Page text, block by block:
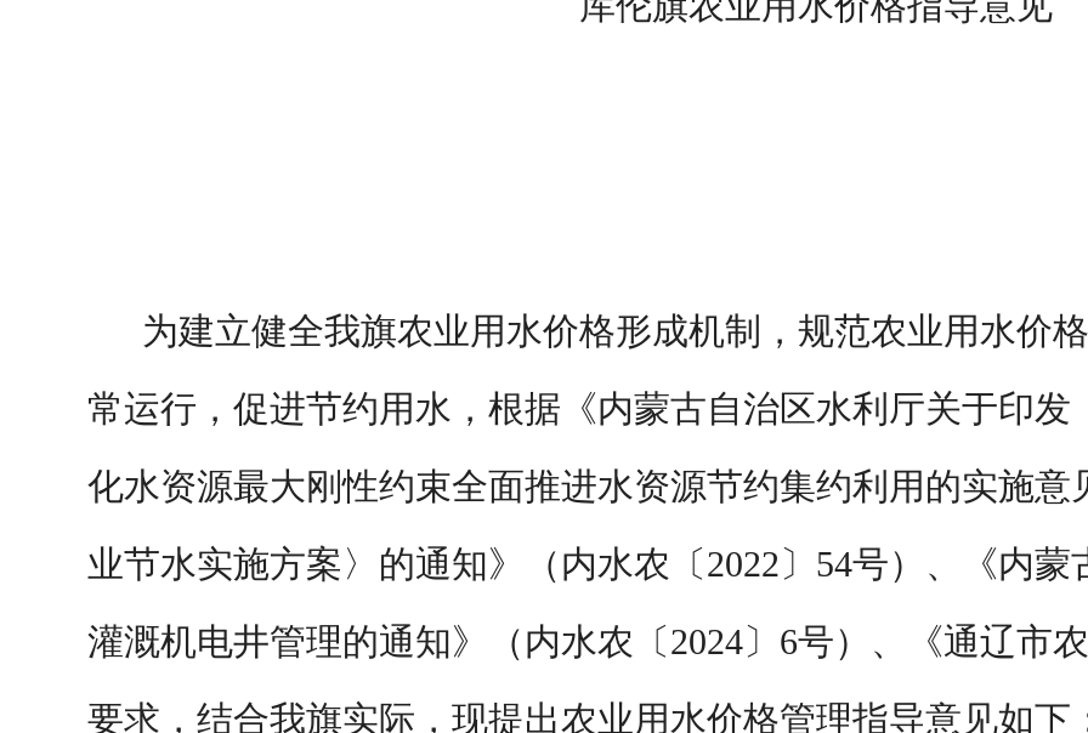
为建立健全我旗农业用水价格形成机制，规范农业用水价
常运行，促进节约用水，根据《内蒙古自治区水利厅关于印
化水资源最大刚性约束全面推进水资源节约集约利用的实施意
业节水实施方案〉的通知》（内水农〔2022〕 54号）、《内蒙
灌溉机电井管理的通知》（内水农〔2024〕 6号）、《通辽市
要求，结合我旗实际，现提出农业用水价格管理指导意见如下